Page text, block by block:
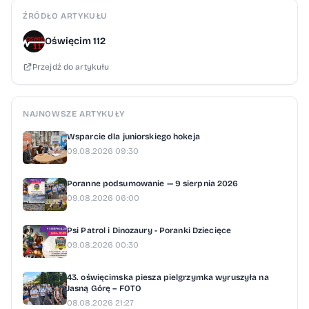
Oświęcim112.pl.
ŹRÓDŁO ARTYKUŁU
Oświęcim 112
Przejdź do artykułu
NAJNOWSZE ARTYKUŁY
Wsparcie dla juniorskiego hokeja
09.08.2026 09:30
Poranne podsumowanie — 9 sierpnia 2026
09.08.2026 06:00
Psi Patrol i Dinozaury - Poranki Dziecięce
09.08.2026 00:30
43. oświęcimska piesza pielgrzymka wyruszyła na
Jasną Górę – FOTO
08.08.2026 21:27